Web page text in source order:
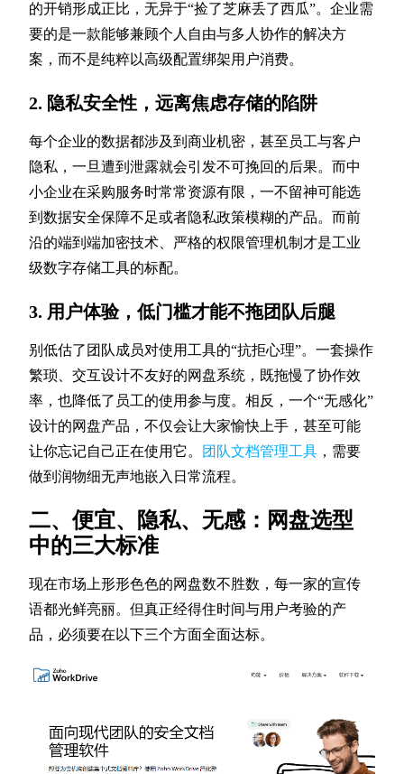
的开销形成正比，无异于“捡了芝麻丢了西瓜”。企业需
要的是一款能够兼顾个人自由与多人协作的解决方
案，而不是纯粹以高级配置绑架用户消费。
2. 隐私安全性，远离焦虑存储的陷阱
每个企业的数据都涉及到商业机密，甚至员工与客户
隐私，一旦遭到泄露就会引发不可挽回的后果。而中
小企业在采购服务时常常资源有限，一不留神可能选
到数据安全保障不足或者隐私政策模糊的产品。而前
沿的端到端加密技术、严格的权限管理机制才是工业
级数字存储工具的标配。
3. 用户体验，低门槛才能不拖团队后腿
别低估了团队成员对使用工具的“抗拒心理”。一套操作
繁琐、交互设计不友好的网盘系统，既拖慢了协作效
率，也降低了员工的使用参与度。相反，一个“无感化”
设计的网盘产品，不仅会让大家愉快上手，甚至可能
让你忘记自己正在使用它。 团队文档管理工具 ，需要
做到润物细无声地嵌入日常流程。
二、便宜、隐私、无感：网盘选型
中的三大标准
现在市场上形形色色的网盘数不胜数，每一家的宣传
语都光鲜亮丽。但真正经得住时间与用户考验的产
品，必须要在以下三个方面全面达标。